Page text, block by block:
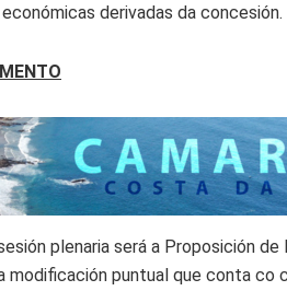
derivadas da concesión.
plenaria será a Proposición
modificación puntual que conta co